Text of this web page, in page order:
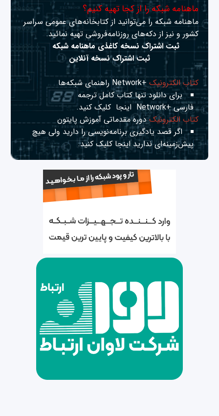
ماهنامه شبکه را از کجا تهیه کنیم؟
ماهنامه شبکه را می‌توانید از کتابخانه‌های عمومی سراسر
کشور و نیز از دکه‌های روزنامه‌فروشی تهیه نمائید.
ثبت اشتراک نسخه کاغذی ماهنامه شبکه
ثبت اشتراک نسخه آنلاین
کتاب الکترونیک+Network راهنمای شبکه‌ها
برای دانلود تنها کتاب کامل ترجمه
فارسی +Network
اینجا کلیک کنید.
کتاب الکترونیکدوره مقدماتی آموزش پایتون
اگر قصد یادگیری برنامه‌نویسی را دارید ولی هیچ
پیش‌زمینه‌ای نداریداینجا کلیک کنید.